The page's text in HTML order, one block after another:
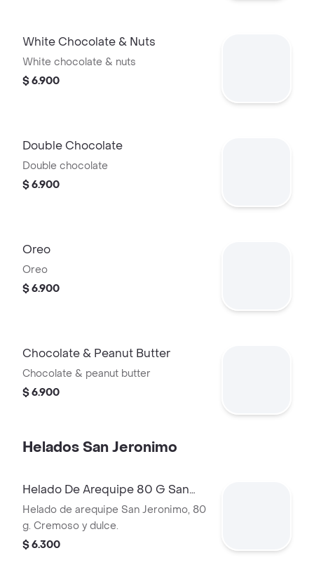
White Chocolate & Nuts
White chocolate & nuts
$ 6.900
Double Chocolate
Double chocolate
$ 6.900
Oreo
Oreo
$ 6.900
Chocolate & Peanut Butter
Chocolate & peanut butter
$ 6.900
Helados San Jeronimo
Helado De Arequipe 80 G San
Jeronimo
Helado de arequipe San Jeronimo, 80
g. Cremoso y dulce.
$ 6.300